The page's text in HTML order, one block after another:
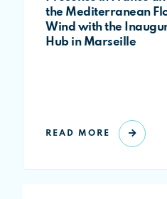
the Mediterranean
Wind with the
Hub in Marseille
READ MORE